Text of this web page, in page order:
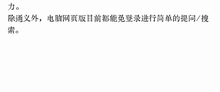
力。
除通义外，电脑网页版目前都能免登录进行简单的提问/搜
索。